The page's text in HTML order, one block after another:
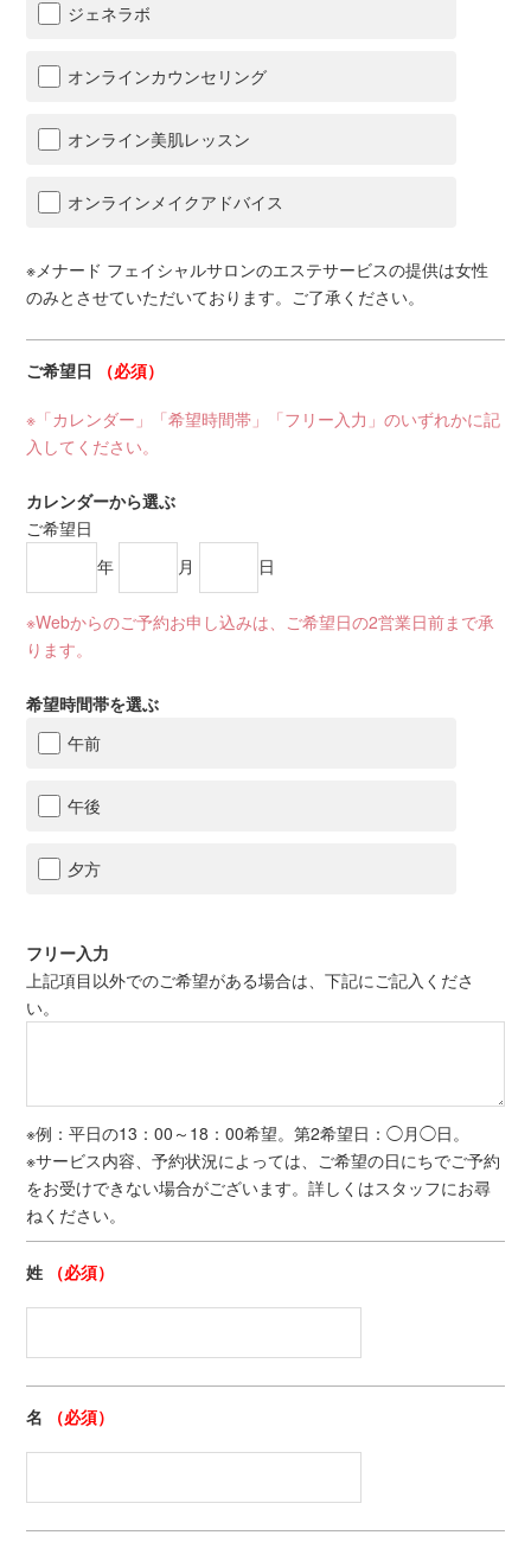
ジェネラボ
オンラインカウンセリング
オンライン美肌レッスン
オンラインメイクアドバイス
※メナード フェイシャルサロンのエステサービスの提供は女性
のみとさせていただいております。ご了承ください。
ご希望日 （必須）
※「カレンダー」「希望時間帯」「フリー入力」のいずれかに記
入してください。
カレンダーから選ぶ
ご希望日
年
月 日
※Webからのご予約お申し込みは、ご希望日の2営業日前まで承
ります。
希望時間帯を選ぶ
午前
午後
夕方
フリー入力
上記項目以外でのご希望がある場合は、下記にご記入くださ
い。
※例：平日の13：00～18：00希望。第2希望日：◯月◯日。
※サービス内容、予約状況によっては、ご希望の日にちでご予約
をお受けできない場合がございます。詳しくはスタッフにお尋
ねください。
姓 （必須）
名 （必須）